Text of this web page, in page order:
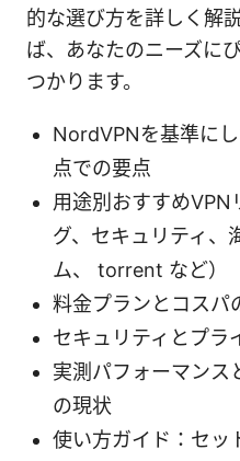
的な選び方を詳しく解
ば、あなたのニーズに
つかります。
NordVPNを基準に
点での要点
用途別おすすめVPN
グ、セキュリティ、
ム、 torrent など）
料金プランとコスパ
セキュリティとプラ
実測パフォーマンス
の現状
使い方ガイド：セッ